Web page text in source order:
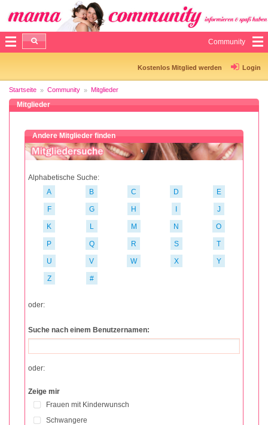
Community
Kostenlos Mitglied werden Login
Startseite Community Mitglieder
Mitglieder
Andere Mitglieder finden
Alphabetische Suche:
A
B C D E
F G H I J
K L M N O
P Q R S T
U V W X Y
Z #
oder:
Suche nach einem Benutzernamen:
oder:
Zeige mir
Frauen mit Kinderwunsch
Schwangere